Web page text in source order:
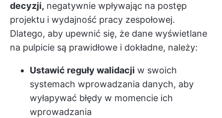
decyzji, negatywnie wpływając na postęp
projektu i wydajność pracy zespołowej.
Dlatego, aby upewnić się, że dane wyświetlane
na pulpicie są prawidłowe i dokładne, należy:
Ustawić reguły walidacji w swoich
systemach wprowadzania danych, aby
wyłapywać błędy w momencie ich
wprowadzania